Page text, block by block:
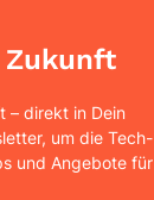
Zukunft
– direkt in Dein
um die Tech-
und Angebote für